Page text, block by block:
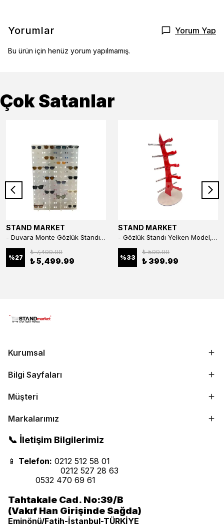
Yorumlar Yorum Yap
Bu ürün için henüz yorum yapılmamış.
Çok Satanlar
STAND MARKET
- Duvara Monte Gözlük Standı 56'li Pleksi Glass | 99x67 cm Gözlük Teşhir Standı
%27
₺ 7,499.99
₺ 5,499.99
STAND MARKET
- Gözlük Standı Yelken Model, 5 Gözlük Kapasiteli Standı Kırmızı
%33
₺ 599.99
₺ 399.99
Kurumsal
Bilgi Sayfaları
Müşteri
Markalarımız
📞 İletişim Bilgilerimiz
📱 Telefon: 0212 512 58 01
0212 527 28 63
0532 470 69 61
Tahtakale Cad. No:39/B
(Vakıf Han Girişinde Sağda)
Eminönü/Fatih-İstanbul-TÜRKİYE